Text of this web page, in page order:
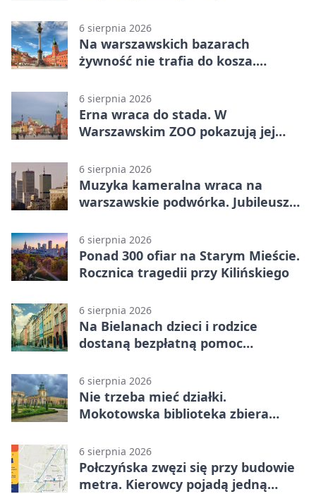
6 sierpnia 2026
Na warszawskich bazarach
żywność nie trafia do kosza.
6 sierpnia 2026
Erna wraca do stada. W
Warszawskim ZOO pokazują jej
6 sierpnia 2026
Muzyka kameralna wraca na
warszawskie podwórka. Jubileusz
6 sierpnia 2026
Ponad 300 ofiar na Starym Mieście.
Rocznica tragedii przy Kilińskiego
6 sierpnia 2026
Na Bielanach dzieci i rodzice
dostaną bezpłatną pomoc
6 sierpnia 2026
Nie trzeba mieć działki.
Mokotowska biblioteka zbiera
6 sierpnia 2026
Połczyńska zwęzi się przy budowie
metra. Kierowcy pojadą jedną